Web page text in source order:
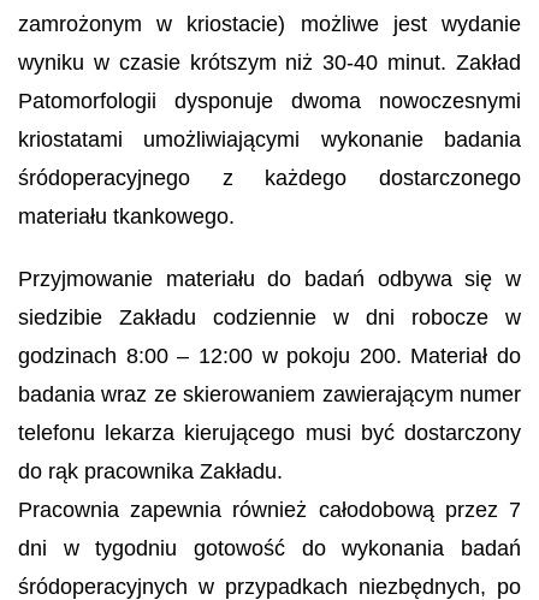
zamrożonym w kriostacie) możliwe jest wydanie
wyniku w czasie krótszym niż 30-40 minut. Zakład
Patomorfologii dysponuje dwoma nowoczesnymi
kriostatami umożliwiającymi wykonanie badania
śródoperacyjnego z każdego dostarczonego
materiału tkankowego.
Przyjmowanie materiału do badań odbywa się w
siedzibie Zakładu codziennie w dni robocze w
godzinach 8:00 – 12:00 w pokoju 200. Materiał do
badania wraz ze skierowaniem zawierającym numer
telefonu lekarza kierującego musi być dostarczony
do rąk pracownika Zakładu.
Pracownia zapewnia również całodobową przez 7
dni w tygodniu gotowość do wykonania badań
śródoperacyjnych w przypadkach niezbędnych, po